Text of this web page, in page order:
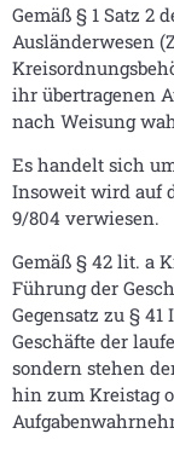
Gemäß § 1 Satz 2
Ausländerwesen
ihr übertragenen
nach Weisung
Es handelt sich
Insoweit wird auf
9/804 verwiesen.
Gemäß § 42 lit. a
Führung der
Gegensatz zu §
Geschäfte der
sondern stehen
hin zum Kreistag